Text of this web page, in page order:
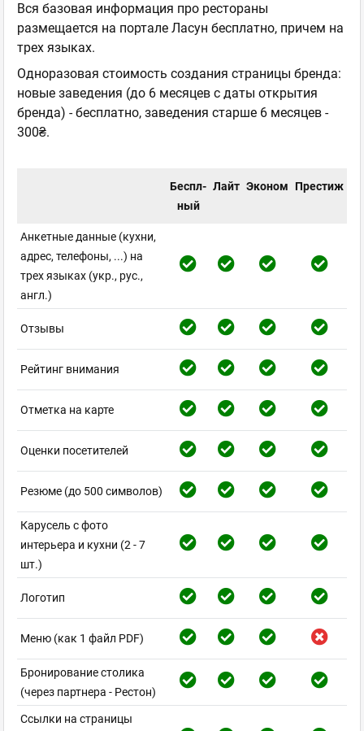
Вся базовая информация про рестораны
размещается на портале Ласун бесплатно, причем на
трех языках.
Одноразовая стоимость создания страницы бренда:
новые заведения (до 6 месяцев с даты открытия
бренда) - бесплатно, заведения старше 6 месяцев -
300₴.
Беспл-
ный
Лайт Эконом Престиж
Анкетные данные (кухни,
адрес, телефоны, ...) на
трех языках (укр., рус.,
англ.)
Отзывы
Рейтинг внимания
Отметка на карте
Оценки посетителей
Резюме (до 500 символов)
Карусель с фото
интерьера и кухни (2 - 7
шт.)
Логотип
Меню (как 1 файл PDF)
Бронирование столика
(через партнера - Рестон)
Ссылки на страницы